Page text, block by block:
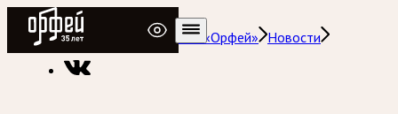
Радио Орфей
Радио классической музыки «Орфей» Новости